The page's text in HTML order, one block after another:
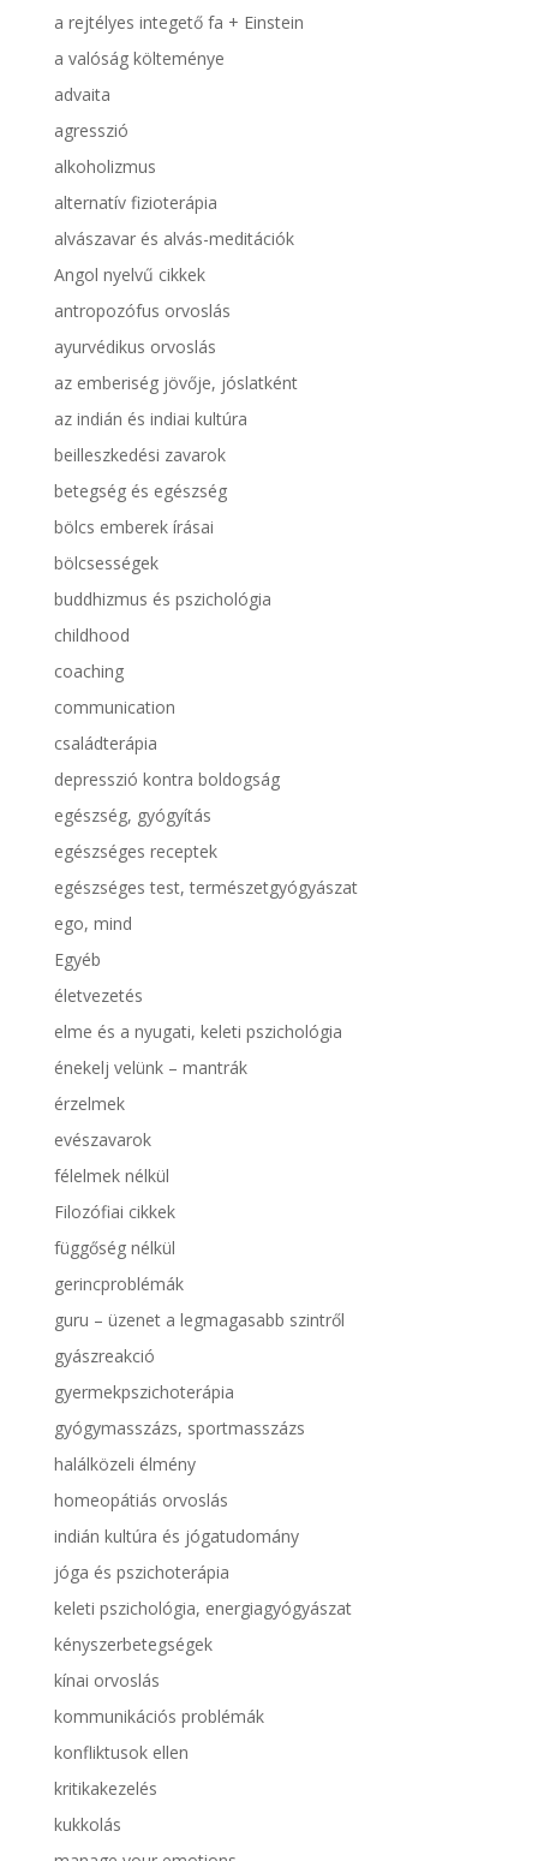
a rejtélyes integető fa + Einstein
a valóság költeménye
advaita
agresszió
alkoholizmus
alternatív fizioterápia
alvászavar és alvás-meditációk
Angol nyelvű cikkek
antropozófus orvoslás
ayurvédikus orvoslás
az emberiség jövője, jóslatként
az indián és indiai kultúra
beilleszkedési zavarok
betegség és egészség
bölcs emberek írásai
bölcsességek
buddhizmus és pszichológia
childhood
coaching
communication
családterápia
depresszió kontra boldogság
egészség, gyógyítás
egészséges receptek
egészséges test, természetgyógyászat
ego, mind
Egyéb
életvezetés
elme és a nyugati, keleti pszichológia
énekelj velünk – mantrák
érzelmek
evészavarok
félelmek nélkül
Filozófiai cikkek
függőség nélkül
gerincproblémák
guru – üzenet a legmagasabb szintről
gyászreakció
gyermekpszichoterápia
gyógymasszázs, sportmasszázs
halálközeli élmény
homeopátiás orvoslás
indián kultúra és jógatudomány
jóga és pszichoterápia
keleti pszichológia, energiagyógyászat
kényszerbetegségek
kínai orvoslás
kommunikációs problémák
konfliktusok ellen
kritikakezelés
kukkolás